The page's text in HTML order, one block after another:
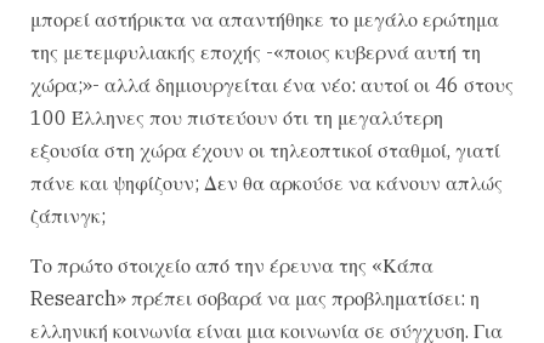
μπορεί αστήρικτα να απαντήθηκε το μεγάλο ερώτημα
της μετεμφυλιακής εποχής -«ποιος κυβερνά αυτή τη
χώρα;»- αλλά δημιουργείται ένα νέο: αυτοί οι 46 στους
100 Έλληνες που πιστεύουν ότι τη μεγαλύτερη
εξουσία στη χώρα έχουν οι τηλεοπτικοί σταθμοί, γιατί
πάνε και ψηφίζουν; Δεν θα αρκούσε να κάνουν απλώς
ζάπινγκ;
Το πρώτο στοιχείο από την έρευνα της «Κάπα
Research» πρέπει σοβαρά να μας προβληματίσει: η
ελληνική κοινωνία είναι μια κοινωνία σε σύγχυση. Για